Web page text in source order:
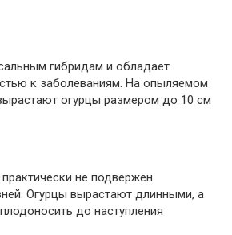
гибридам и обладает
к заболеваниям. На опыляемом
огурцы размером до 10 см
не подвержен
Огурцы вырастают длинными, а
до наступления